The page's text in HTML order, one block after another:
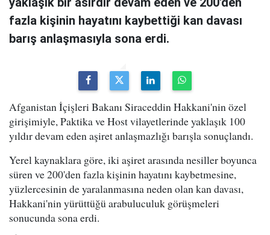
fazla kişinin hayatını kaybettiği kan davası
barış anlaşmasıyla sona erdi.
Afganistan İçişleri Bakanı Siraceddin Hakkani'nin özel
girişimiyle, Paktika ve Host vilayetlerinde yaklaşık 100
yıldır devam eden aşiret anlaşmazlığı barışla sonuçlandı.
Yerel kaynaklara göre, iki aşiret arasında nesiller boyunca
süren ve 200'den fazla kişinin hayatını kaybetmesine,
yüzlercesinin de yaralanmasına neden olan kan davası,
Hakkani'nin yürüttüğü arabuluculuk görüşmeleri
sonucunda sona erdi.